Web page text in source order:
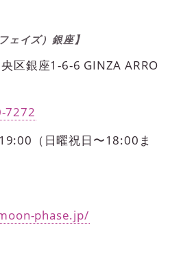
区銀座1-6-6 GINZA ARRO
7272
（日曜祝日〜18:00ま
phase.jp/
ェイズ）銀座】